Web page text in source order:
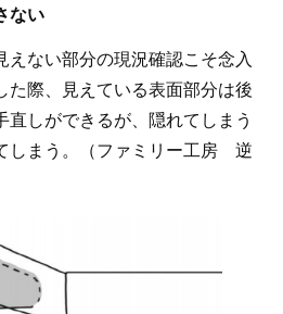
ない
えない部分の現況確認こそ念入
た際、見えている表面部分は後
しができるが、隠れてしまう
しまう。（ファミリー工房 逆